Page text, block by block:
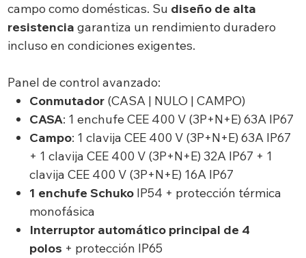
campo como domésticas. Su diseño de alta
resistencia garantiza un rendimiento duradero
incluso en condiciones exigentes.
Panel de control avanzado:
Conmutador (CASA | NULO | CAMPO)
CASA: 1 enchufe CEE 400 V (3P+N+E) 63A IP67
Campo: 1 clavija CEE 400 V (3P+N+E) 63A IP67
+ 1 clavija CEE 400 V (3P+N+E) 32A IP67 + 1
clavija CEE 400 V (3P+N+E) 16A IP67
1 enchufe Schuko IP54 + protección térmica
monofásica
Interruptor automático principal de 4
polos + protección IP65